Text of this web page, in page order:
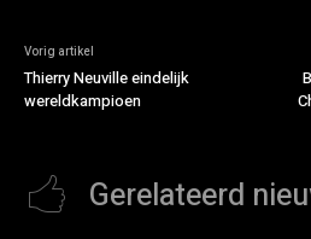
Vorig artikel
Thierry Neuville eindelijk
wereldkampioen
Gerelateerd